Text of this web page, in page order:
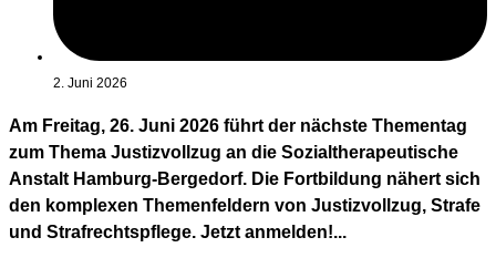
2. Juni 2026
Am Freitag, 26. Juni 2026 führt der nächste Thementag
zum Thema Justizvollzug an die Sozialtherapeutische
Anstalt Hamburg-Bergedorf. Die Fortbildung nähert sich
den komplexen Themenfeldern von Justizvollzug, Strafe
und Strafrechtspflege. Jetzt anmelden!...